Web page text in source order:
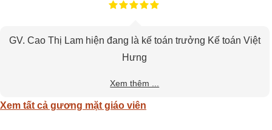
GV. Cao Thị Lam hiện đang là kế toán trưởng Kế toán Việt
Hưng
Xem thêm ...
Xem tất cả gương mặt giáo viên